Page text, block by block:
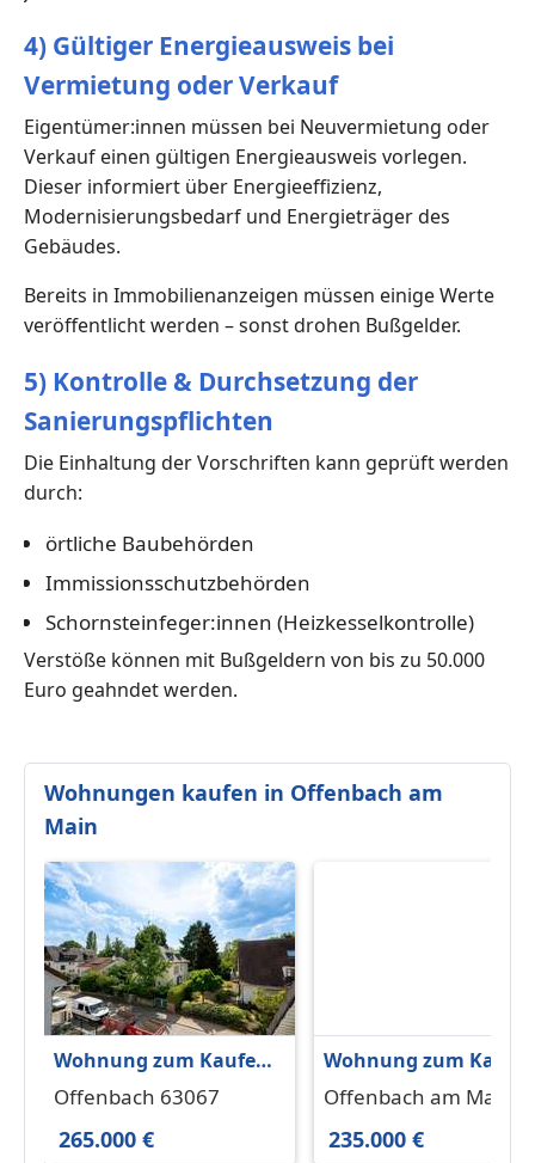
4) Gültiger Energieausweis bei
Vermietung oder Verkauf
Eigentümer:innen müssen bei Neuvermietung oder
Verkauf einen gültigen Energieausweis vorlegen.
Dieser informiert über Energieeffizienz,
Modernisierungsbedarf und Energieträger des
Gebäudes.
Bereits in Immobilienanzeigen müssen einige Werte
veröffentlicht werden – sonst drohen Bußgelder.
5) Kontrolle & Durchsetzung der
Sanierungspflichten
Die Einhaltung der Vorschriften kann geprüft werden
durch:
örtliche Baubehörden
Immissionsschutzbehörden
Schornsteinfeger:innen (Heizkesselkontrolle)
Verstöße können mit Bußgeldern von bis zu 50.000
Euro geahndet werden.
Wohnungen kaufen in Offenbach am
Main
Wohnung zum Kaufen
in Offenbach 265.000 €
Offenbach 63067
265.000 €
Wohnung zum
in Offenbach am
Offenbach am Main
63065
235.000 €